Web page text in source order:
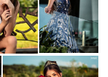
Guardar